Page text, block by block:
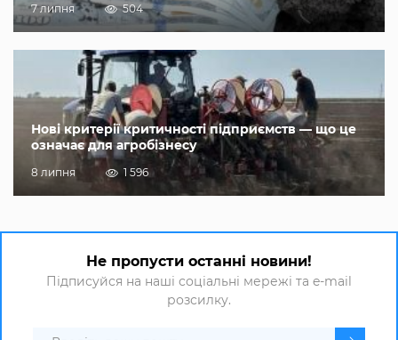
7 липня 504
Нові критерії критичності підприємств — що це
означає для агробізнесу
8 липня 1 596
Не пропусти останні новини!
Підписуйся на наші соціальні мережі та e-mail
розсилку.